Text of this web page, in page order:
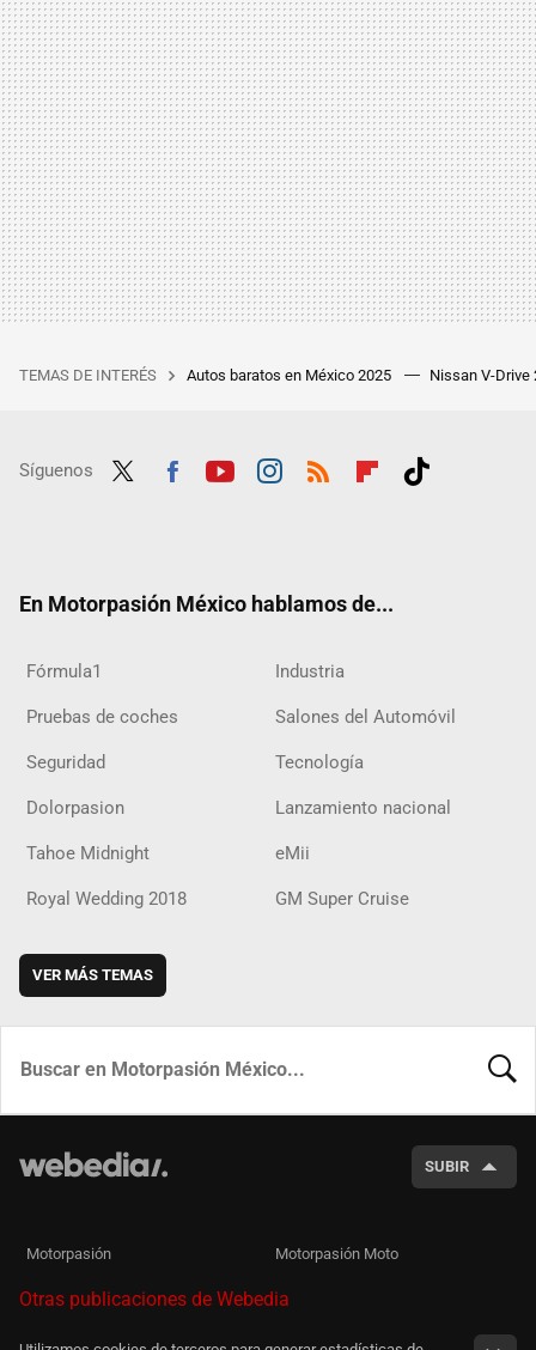
TEMAS DE INTERÉS Autos baratos en México 2025 Nissan V-Drive
Síguenos
En Motorpasión México hablamos de...
Fórmula1 Industria
Pruebas de coches Salones del Automóvil
Seguridad Tecnología
Dolorpasion Lanzamiento nacional
Tahoe Midnight eMii
Royal Wedding 2018 GM Super Cruise
VER MÁS TEMAS
SUBIR
Motorpasión Motorpasión Moto
Otras publicaciones de Webedia